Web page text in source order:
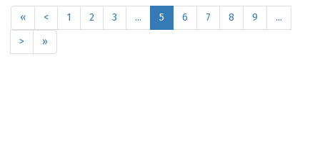
« < 1 2 3 ... 5 6 7 8 9
...
>
»